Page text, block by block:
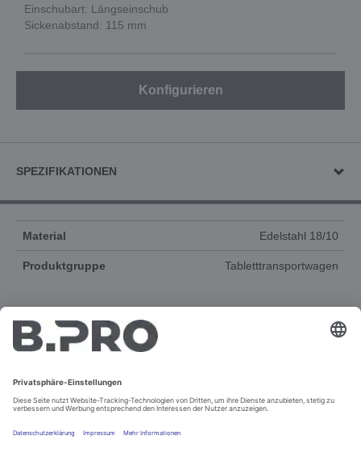
Einschubart: Längseinschub
Sickenabstand: 115 mm
Konfigurieren
SPEZIFIKATIONEN
Material Edelstahl 18/10
Produktgruppe Tabletttransportwagen